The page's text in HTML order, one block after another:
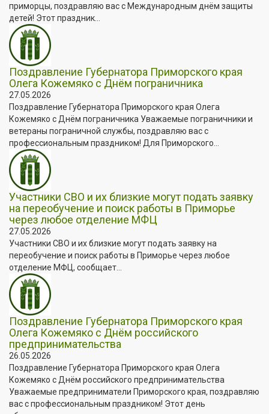
приморцы, поздравляю вас с Международным днём защиты
детей! Этот праздник...
Поздравление Губернатора Приморского края
Олега Кожемяко с Днём пограничника
27.05.2026
Поздравление Губернатора Приморского края Олега
Кожемяко с Днём пограничника Уважаемые пограничники и
ветераны пограничной службы, поздравляю вас с
профессиональным праздником! Для Приморского...
Участники СВО и их близкие могут подать заявку
на переобучение и поиск работы в Приморье
через любое отделение МФЦ
27.05.2026
Участники СВО и их близкие могут подать заявку на
переобучение и поиск работы в Приморье через любое
отделение МФЦ, сообщает...
Поздравление Губернатора Приморского края
Олега Кожемяко с Днём российского
предпринимательства
26.05.2026
Поздравление Губернатора Приморского края Олега
Кожемяко с Днём российского предпринимательства
Уважаемые предприниматели Приморского края, поздравляю
вас с профессиональным праздником! Этот день